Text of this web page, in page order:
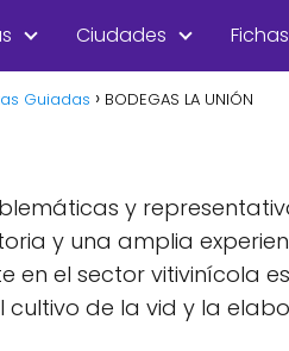
Ciudades Fichas
Guiadas BODEGAS LA UNIÓN
y
y una amplia
en el sector vitivinícola
de la vid y la